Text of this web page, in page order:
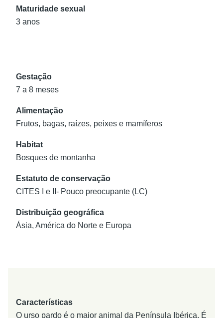
Maturidade sexual
3 anos
Gestação
7 a 8 meses
Alimentação
Frutos, bagas, raízes, peixes e mamíferos
Habitat
Bosques de montanha
Estatuto de conservação
CITES I e II- Pouco preocupante (LC)
Distribuição geográfica
Ásia, América do Norte e Europa
Características
O urso pardo é o maior animal da Península Ibérica. É